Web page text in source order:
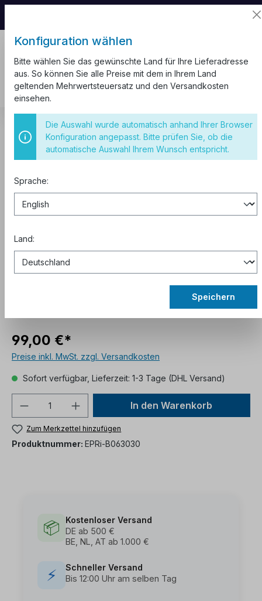
Sicherungsautomaten FI-Schalter Typ B
FI Fehlerstromschutzschalter RCD
99,00 €*
Preise inkl. MwSt. zzgl. Versandkosten
Sofort verfügbar, Lieferzeit: 1-3 Tage (DHL Versand)
In den Warenkorb
Zum Merkzettel hinzufügen
Produktnummer: EPRi-B063030
📦
Kostenloser Versand
DE ab 500 €
BE, NL, AT ab 1.000 €
⚡
Schneller Versand
Bis 12:00 Uhr am selben Tag
Konfiguration wählen
Bitte wählen Sie das gewünschte Land für Ihre Lieferadresse
aus. So können Sie alle Preise mit dem in Ihrem Land
geltenden Mehrwertsteuersatz und den Versandkosten
einsehen.
Die Auswahl wurde automatisch anhand Ihrer Browser
Konfiguration angepasst. Bitte prüfen Sie, ob die
automatische Auswahl Ihrem Wunsch entspricht.
Sprache:
Land:
Speichern